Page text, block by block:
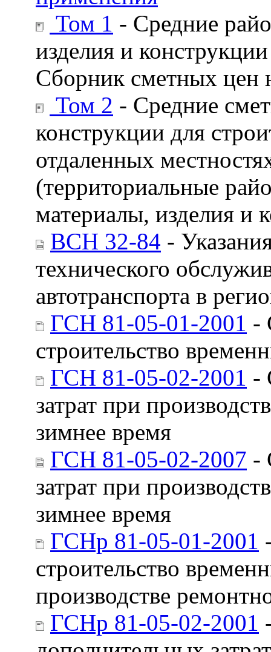
Том 1 - Средние
изделия и
Сборник сметных цен
Том 2 - Средние
конструкции для
отдаленных
(территориальные
материалы, изделия и
ВСН 32-84 -
технического
автотранспорта в
ГСН 81-05-01-2001 -
строительство
ГСН 81-05-02-2001 -
затрат при
зимнее время
ГСН 81-05-02-2007 -
затрат при
зимнее время
ГСНр 81-05-01-2001
строительство
производстве
ГСНр 81-05-02-2001